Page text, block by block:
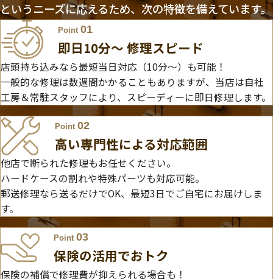
というニーズに応えるため、次の特徴を備えています。
Point 01
即日10分〜 修理スピード
店頭持ち込みなら最短当日対応（10分～）も可能！
一般的な修理は数週間かかることもありますが、当店は自社
工房＆常駐スタッフにより、スピーディーに即日修理します。
Point02
高い専門性による対応範囲
他店で断られた修理もお任せください。
ハードケースの割れや特殊パーツも対応可能。
郵送修理なら送るだけでOK、最短3日でご自宅にお届けしま
す。
Point 03
保険の活用でおトク
保険の補償で修理費が抑えられる場合も！